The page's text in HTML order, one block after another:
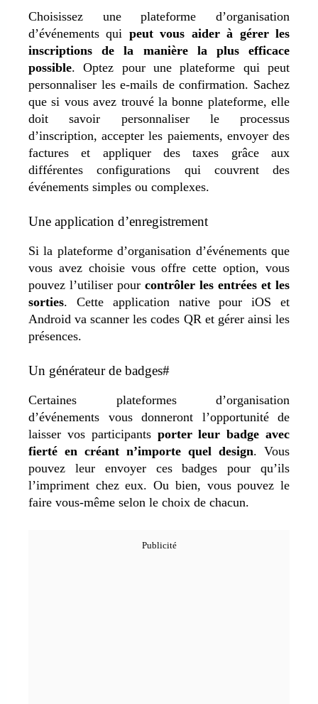
Choisissez une plateforme d’organisation
d’événements qui peut vous aider à gérer les
inscriptions de la manière la plus efficace
possible. Optez pour une plateforme qui peut
personnaliser les e-mails de confirmation. Sachez
que si vous avez trouvé la bonne plateforme, elle
doit savoir personnaliser le processus
d’inscription, accepter les paiements, envoyer des
factures et appliquer des taxes grâce aux
différentes configurations qui couvrent des
événements simples ou complexes.
Une application d’enregistrement
Si la plateforme d’organisation d’événements que
vous avez choisie vous offre cette option, vous
pouvez l’utiliser pour contrôler les entrées et les
sorties. Cette application native pour iOS et
Android va scanner les codes QR et gérer ainsi les
présences.
Un générateur de badges#
Certaines plateformes d’organisation
d’événements vous donneront l’opportunité de
laisser vos participants porter leur badge avec
fierté en créant n’importe quel design. Vous
pouvez leur envoyer ces badges pour qu’ils
l’impriment chez eux. Ou bien, vous pouvez le
faire vous-même selon le choix de chacun.